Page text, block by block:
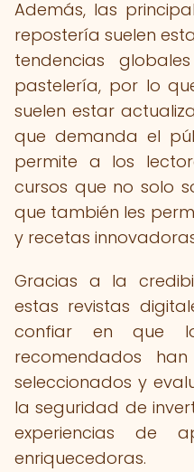
Además, las
repostería suelen
tendencias
pastelería, por lo
suelen estar
que demanda el
permite a los
cursos que no solo
que también les
y recetas
Gracias a la
estas revistas
confiar en que
recomendados
seleccionados y
la seguridad de
experiencias de
enriquecedoras.